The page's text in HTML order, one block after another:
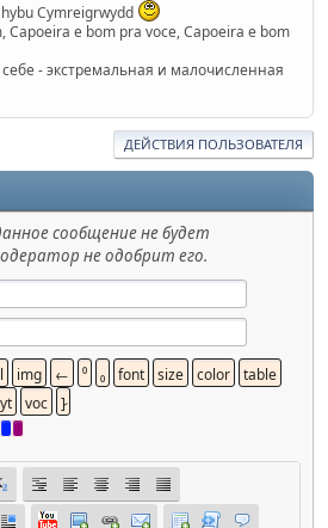
Cymreigrwydd
Capoeira e bom pra voce, Capoeira e bom
- экстремальная и малочисленная
ДЕЙСТВИЯ ПОЛЬЗОВАТЕЛЯ
сообщение не будет
не одобрит его.